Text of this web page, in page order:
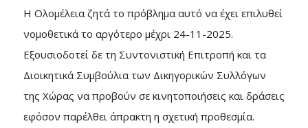
Η Ολομέλεια ζητά το πρόβλημα αυτό να έχει επιλυθεί
νομοθετικά το αργότερο μέχρι 24-11-2025.
Εξουσιοδοτεί δε τη Συντονιστική Επιτροπή και τα
Διοικητικά Συμβούλια των Δικηγορικών Συλλόγων
της Χώρας να προβούν σε κινητοποιήσεις και δράσεις
εφόσον παρέλθει άπρακτη η σχετική προθεσμία.